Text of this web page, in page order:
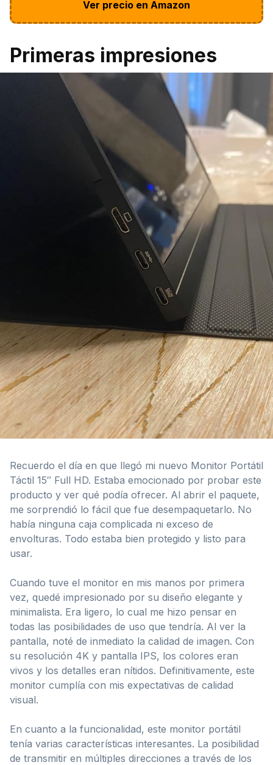
Ver precio en Amazon
Primeras impresiones
Recuerdo el día en que llegó mi nuevo Monitor Portátil
Táctil 15″ Full HD. Estaba emocionado por probar este
producto y ver qué podía ofrecer. Al abrir el paquete,
me sorprendió lo fácil que fue desempaquetarlo. No
había ninguna caja complicada ni exceso de
envolturas. Todo estaba bien protegido y listo para
usar.
Cuando tuve el monitor en mis manos por primera
vez, quedé impresionado por su diseño elegante y
minimalista. Era ligero, lo cual me hizo pensar en
todas las posibilidades de uso que tendría. Al ver la
pantalla, noté de inmediato la calidad de imagen. Con
su resolución 4K y pantalla IPS, los colores eran
vivos y los detalles eran nítidos. Definitivamente, este
monitor cumplía con mis expectativas de calidad
visual.
En cuanto a la funcionalidad, este monitor portátil
tenía varias características interesantes. La posibilidad
de transmitir en múltiples direcciones a través de los